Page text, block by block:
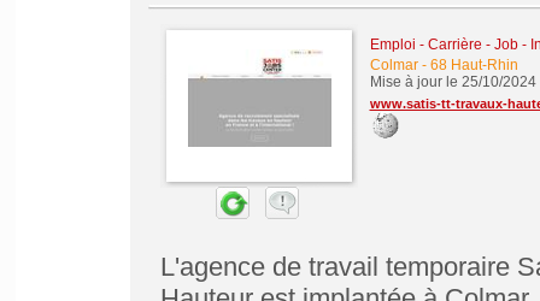
Emploi - Carrière - Job -
Colmar- 68 Haut-Rhin
Mise à jour le 25/10/2024
www.satis-tt-travaux-
L'agence de travail temporaire